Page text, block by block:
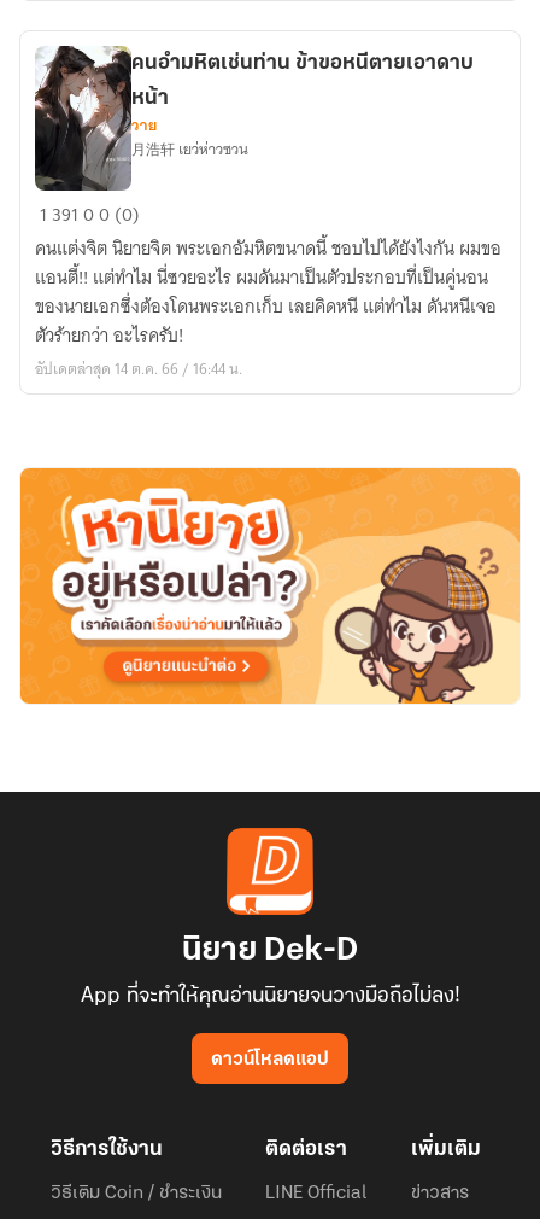
ก็
อย่า
ได้
เสีย
เกิด
คน
อำมหิต
เช่น
ท่าน
ข้า
ขอ
หนี
ดาบ
หน้า
คนอำมหิตเช่นท่าน ข้าขอหนีตายเอาดาบ
หน้า
วาย
月浩轩 เยว่ห่าวซวน
1 39100 (0)
คนแต่งจิต นิยายจิต พระเอกอัมหิตขนาดนี้ ชอบไปได้ยังไงกัน ผมขอ
แอนตี้!! แต่ทำไม นี่ซวยอะไร ผมดันมาเป็นตัวประกอบที่เป็นคู่นอน
ของนายเอกซึ่งต้องโดนพระเอกเก็บ เลยคิดหนี แต่ทำไม ดันหนีเจอ
ตัวร้ายกว่า อะไรครับ!
อัปเดตล่าสุด 14 ต.ค. 66 / 16:44 น.
นิยาย Dek-D
App ที่จะทำให้คุณอ่านนิยายจนวางมือถือไม่ลง!
ดาวน์โหลดแอป
วิธีการใช้งาน
วิธีเติม Coin / ชำระเงิน
ติดต่อเรา
LINE Official
เพิ่มเติม
ข่าวสาร